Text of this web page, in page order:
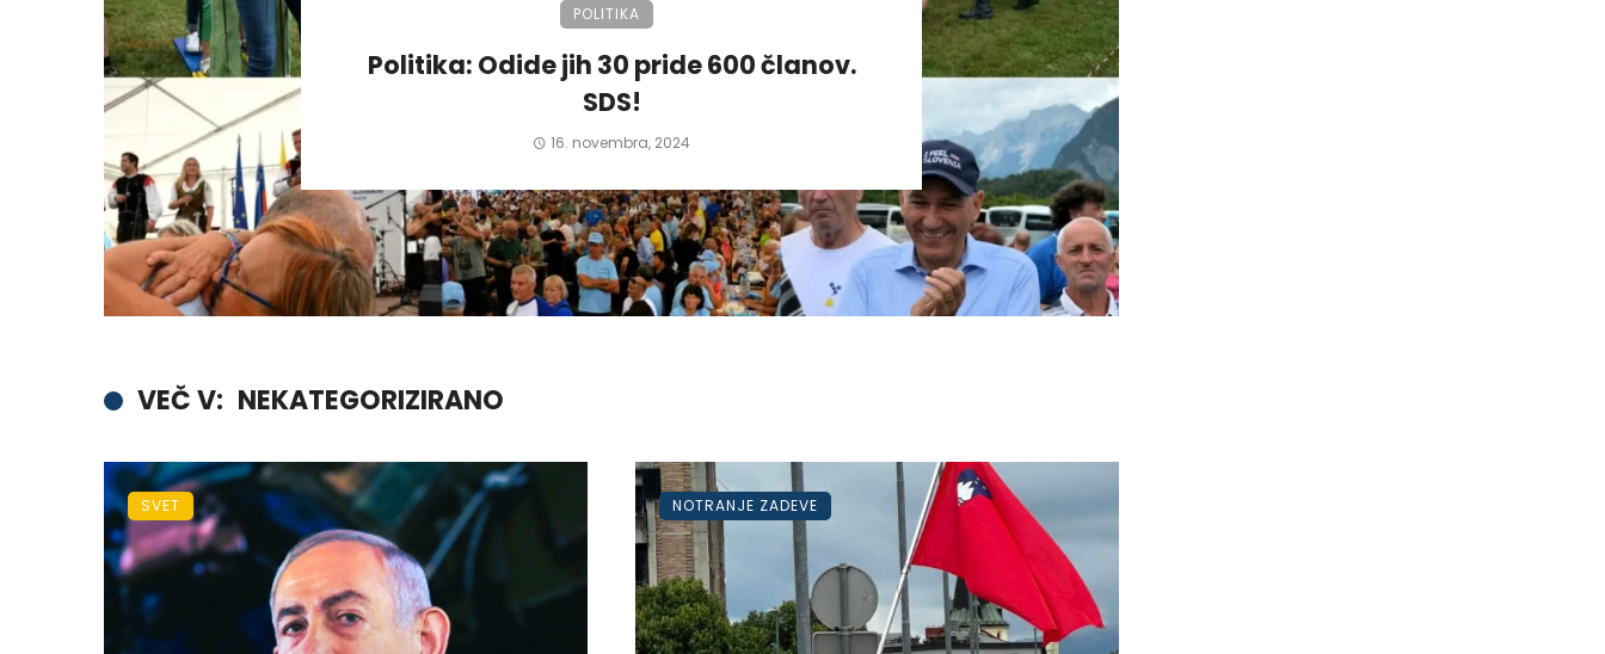
POLITIKA
Politika: Odide jih 30 pride 600 članov.
SDS!
16. novembra, 2024
VEČ V: NEKATEGORIZIRANO
SVET NOTRANJE ZADEVE